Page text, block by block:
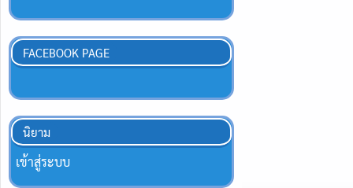
FACEBOOK PAGE
นิยาม
เข้าสู่ระบบ